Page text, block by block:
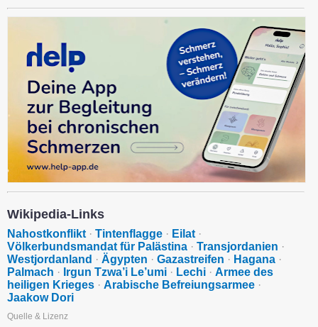
Wikipedia-Links
Nahostkonflikt · Tintenflagge · Eilat ·
Völkerbundsmandat für Palästina · Transjordanien ·
Westjordanland · Ägypten · Gazastreifen · Hagana ·
Palmach · Irgun Tzwa’i Le’umi · Lechi · Armee des
heiligen Krieges · Arabische Befreiungsarmee ·
Jaakow Dori
Quelle & Lizenz